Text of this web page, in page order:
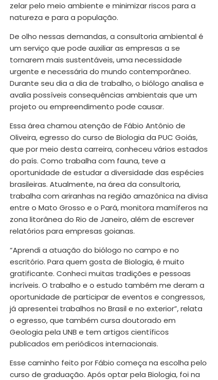
zelar pelo meio ambiente e minimizar riscos para a
natureza e para a população.
De olho nessas demandas, a consultoria ambiental é
um serviço que pode auxiliar as empresas a se
tornarem mais sustentáveis, uma necessidade
urgente e necessária do mundo contemporâneo.
Durante seu dia a dia de trabalho, o biólogo analisa e
avalia possíveis consequências ambientais que um
projeto ou empreendimento pode causar.
Essa área chamou atenção de Fábio Antônio de
Oliveira, egresso do curso de Biologia da PUC Goiás,
que por meio desta carreira, conheceu vários estados
do país. Como trabalha com fauna, teve a
oportunidade de estudar a diversidade das espécies
brasileiras. Atualmente, na área da consultoria,
trabalha com ariranhas na região amazônica na divisa
entre o Mato Grosso e o Pará, monitora mamíferos na
zona litorânea do Rio de Janeiro, além de escrever
relatórios para empresas goianas.
“Aprendi a atuação do biólogo no campo e no
escritório. Para quem gosta de Biologia, é muito
gratificante. Conheci muitas tradições e pessoas
incríveis. O trabalho e o estudo também me deram a
oportunidade de participar de eventos e congressos,
já apresentei trabalhos no Brasil e no exterior”, relata
o egresso, que também cursa doutorado em
Geologia pela UNB e tem artigos científicos
publicados em periódicos internacionais.
Esse caminho feito por Fábio começa na escolha pelo
curso de graduação. Após optar pela Biologia, foi na